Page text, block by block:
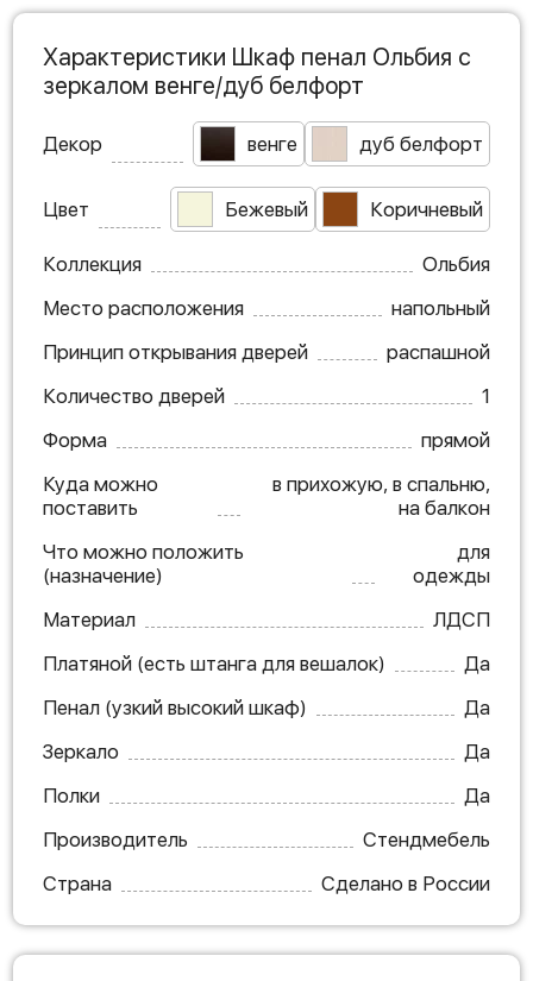
Характеристики Шкаф пенал Ольбия с
зеркалом венге/дуб белфорт
Декор венге дуб белфорт
Цвет Бежевый Коричневый
Коллекция
Ольбия
Место расположения
напольный
Принцип открывания дверей
распашной
Количество дверей
1
Форма
прямой
Куда можно
поставить
в прихожую, в спальню,
на балкон
Что можно положить
(назначение)
для
одежды
Материал
ЛДСП
Платяной (есть штанга для вешалок)
Да
Пенал (узкий высокий шкаф)
Да
Зеркало
Да
Полки
Да
Производитель
Стендмебель
Страна
Сделано в России